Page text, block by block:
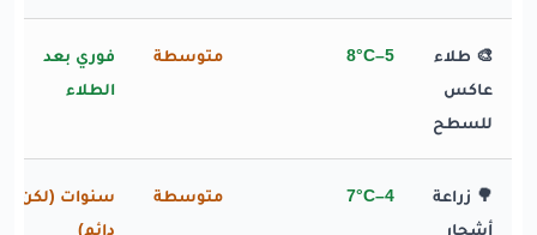
🎨 طلاء
عاكس
للسطح
5–8°C متوسطة
فوري بعد
الطلاء
🌳 زراعة
أشجار
4–7°C متوسطة
سنوات (لكن
دائم)